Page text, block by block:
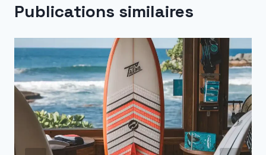
Publications similaires